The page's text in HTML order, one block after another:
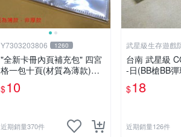
Y7303203806 1260
"全新卡冊內頁補充包" 四宮
格一包十頁(材質為薄款)
＄10元 (下單最少十包)
$10
近期銷量370件
武星級生存遊戲
台南 武星級
-日(BB槍BB
長槍短槍模型
氣瓶
$18
近期銷量126件